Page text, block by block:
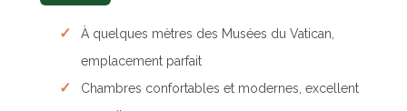
À quelques mètres des Musées du Vatican,
emplacement parfait
Chambres confortables et modernes, excellent